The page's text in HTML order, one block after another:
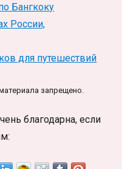
Бангкоку
России,
для путешествий
запрещено.
благодарна, если